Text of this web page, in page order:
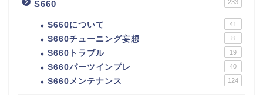
S660 233
S660について 41
S660チューニング妄想 8
S660トラブル 19
S660パーツインプレ 40
S660メンテナンス 124